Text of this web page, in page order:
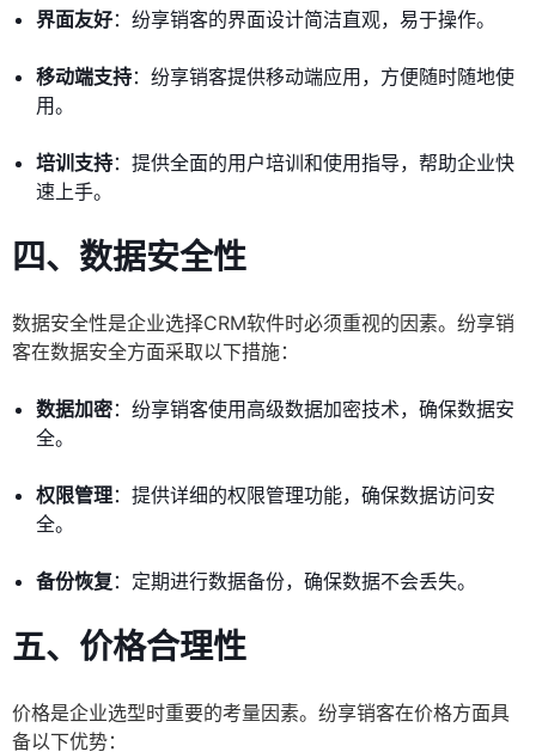
界面友好：纷享销客的界面设计简洁直观，易于操作。
移动端支持：纷享销客提供移动端应用，方便随时随地使
用。
培训支持：提供全面的用户培训和使用指导，帮助企业快
速上手。
四、数据安全性
数据安全性是企业选择CRM软件时必须重视的因素。纷享销
客在数据安全方面采取以下措施：
数据加密：纷享销客使用高级数据加密技术，确保数据安
全。
权限管理：提供详细的权限管理功能，确保数据访问安
全。
备份恢复 ：定期进行数据备份，确保数据不会丢失。
五、价格合理性
价格是企业选型时重要的考量因素。纷享销客在价格方面具
备以下优势：